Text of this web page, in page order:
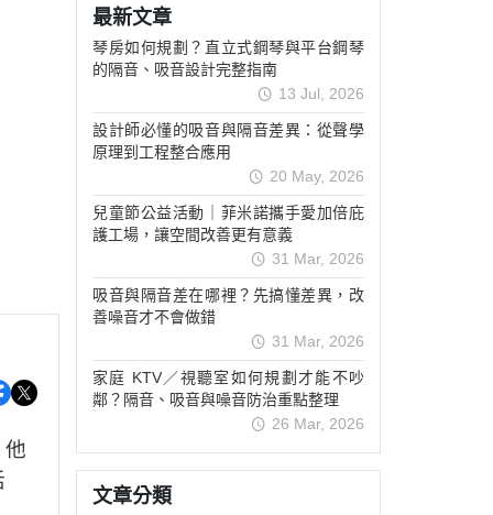
他
最新文章
琴房如何規劃？直立式鋼琴與平台鋼琴
的隔音、吸音設計完整指南
13 Jul, 2026
設計師必懂的吸音與隔音差異：從聲學
原理到工程整合應用
20 May, 2026
兒童節公益活動｜菲米諾攜手愛加倍庇
護工場，讓空間改善更有意義
31 Mar, 2026
吸音與隔音差在哪裡？先搞懂差異，改
善噪音才不會做錯
31 Mar, 2026
家庭 KTV／視聽室如何規劃才能不吵
鄰？隔音、吸音與噪音防治重點整理
26 Mar, 2026
文章分類